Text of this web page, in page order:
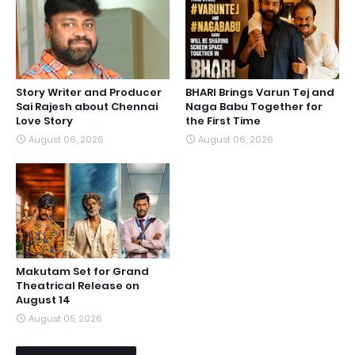
Story Writer and Producer
Sai Rajesh about Chennai
Love Story
August 06, 2026
BHARI Brings Varun Tej and
Naga Babu Together for
the First Time
August 06, 2026
Makutam Set for Grand
Theatrical Release on
August 14
August 05, 2026